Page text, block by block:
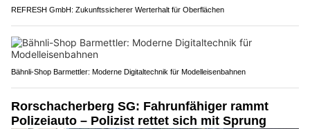
REFRESH GmbH: Zukunftssicherer Werterhalt für Oberflächen
Bähnli-Shop Barmettler: Moderne Digitaltechnik für Modelleisenbahnen
Rorschacherberg SG: Fahrunfähiger rammt
Polizeiauto – Polizist rettet sich mit Sprung